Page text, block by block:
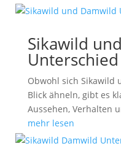
Sikawild
Unterschied
Obwohl sich Sikawild
Blick ähneln, gibt es
Aussehen, Verhalten
mehr lesen